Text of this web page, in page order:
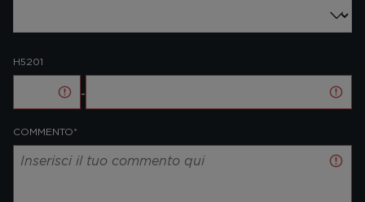
H5201
-
COMMENTO*